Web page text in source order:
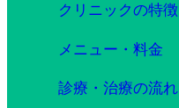
クリニックの特徴
メニュー・料金
診療・治療の流れ